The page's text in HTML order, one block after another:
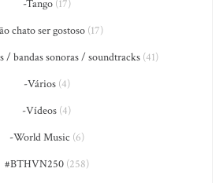
-Tango(17)
chato ser gostoso (17)
/ bandas sonoras / soundtracks(41)
-Vários(4)
-Vídeos (4)
-World Music (6)
#BTHVN250(258)